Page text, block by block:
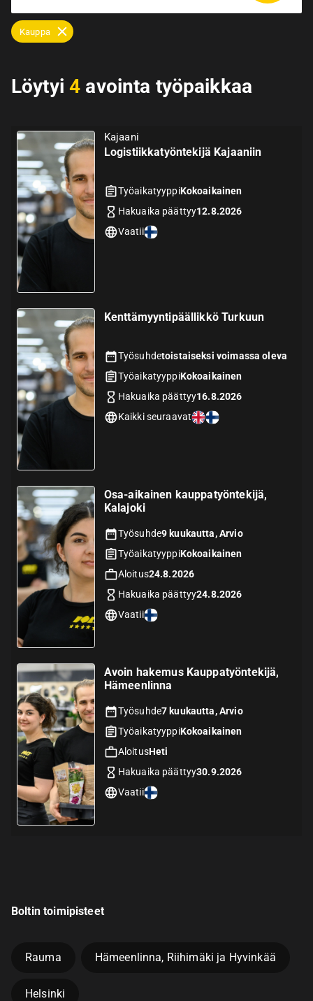
Kauppa
Löytyi 4 avointa työpaikkaa
Kajaani
Logistiikkatyöntekijä Kajaaniin
TyöaikatyyppiKokoaikainen
Hakuaika päättyy12.8.2026
Vaatii
Kenttämyyntipäällikkö Turkuun
Työsuhdetoistaiseksi voimassa oleva
TyöaikatyyppiKokoaikainen
Hakuaika päättyy16.8.2026
Kaikki seuraavat
Osa-aikainen kauppatyöntekijä,
Kalajoki
Työsuhde9 kuukautta, Arvio
TyöaikatyyppiKokoaikainen
Aloitus24.8.2026
Hakuaika päättyy24.8.2026
Vaatii
Avoin hakemus Kauppatyöntekijä,
Hämeenlinna
Työsuhde7 kuukautta, Arvio
TyöaikatyyppiKokoaikainen
AloitusHeti
Hakuaika päättyy30.9.2026
Vaatii
Boltin toimipisteet
Rauma Hämeenlinna, Riihimäki ja Hyvinkää
Helsinki